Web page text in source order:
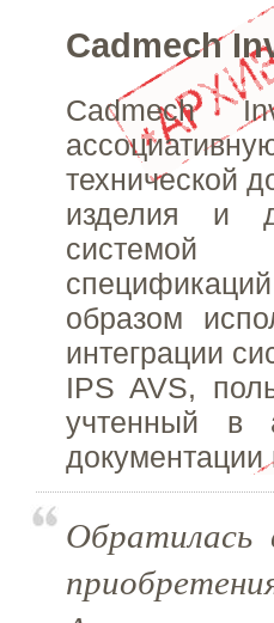
Cadmech
Cadmech
технической
изделия и
системой
образом
интеграции
IPS AVS,
учтенный в
Обратилась